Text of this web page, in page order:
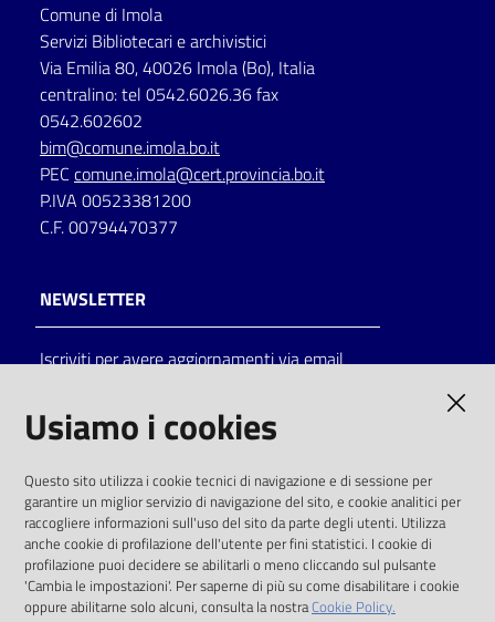
Comune di Imola
Servizi Bibliotecari e archivistici
Via Emilia 80, 40026 Imola (Bo), Italia
centralino: tel 0542.6026.36 fax
0542.602602
bim@comune.imola.bo.it
PEC comune.imola@cert.provincia.bo.it
P.IVA 00523381200
C.F. 00794470377
NEWSLETTER
Iscriviti per avere aggiornamenti via email
solo alle condizioni previste dalla direttiva
comunitaria 2003/98/CE e dal d.lgs. 36/2006
SOCIAL
Usiamo i cookies
Questo sito utilizza i cookie tecnici di navigazione e di sessione per
garantire un miglior servizio di navigazione del sito, e cookie analitici per
raccogliere informazioni sull'uso del sito da parte degli utenti. Utilizza
anche cookie di profilazione dell'utente per fini statistici. I cookie di
profilazione puoi decidere se abilitarli o meno cliccando sul pulsante
'Cambia le impostazioni'. Per saperne di più su come disabilitare i cookie
oppure abilitarne solo alcuni, consulta la nostraCookie Policy.